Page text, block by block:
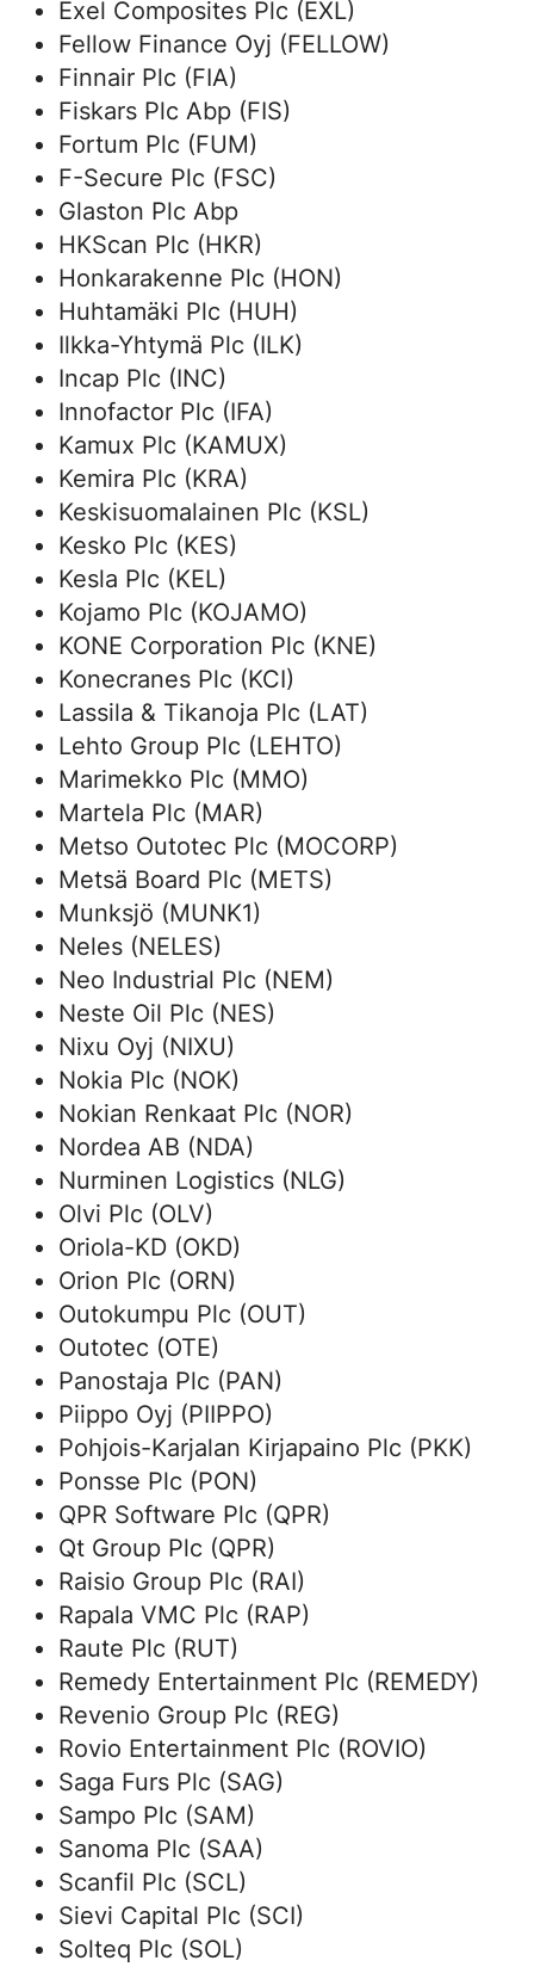
Exel Composites Plc (EXL)
Fellow Finance Oyj (FELLOW)
Finnair Plc (FIA)
Fiskars Plc Abp (FIS)
Fortum Plc (FUM)
F-Secure Plc (FSC)
Glaston Plc Abp
HKScan Plc (HKR)
Honkarakenne Plc (HON)
Huhtamäki Plc (HUH)
Ilkka-Yhtymä Plc (ILK)
Incap Plc (INC)
Innofactor Plc (IFA)
Kamux Plc (KAMUX)
Kemira Plc (KRA)
Keskisuomalainen Plc (KSL)
Kesko Plc (KES)
Kesla Plc (KEL)
Kojamo Plc (KOJAMO)
KONE Corporation Plc (KNE)
Konecranes Plc (KCI)
Lassila & Tikanoja Plc (LAT)
Lehto Group Plc (LEHTO)
Marimekko Plc (MMO)
Martela Plc (MAR)
Metso Outotec Plc (MOCORP)
Metsä Board Plc (METS)
Munksjö (MUNK1)
Neles (NELES)
Neo Industrial Plc (NEM)
Neste Oil Plc (NES)
Nixu Oyj (NIXU)
Nokia Plc (NOK)
Nokian Renkaat Plc (NOR)
Nordea AB (NDA)
Nurminen Logistics (NLG)
Olvi Plc (OLV)
Oriola-KD (OKD)
Orion Plc (ORN)
Outokumpu Plc (OUT)
Outotec (OTE)
Panostaja Plc (PAN)
Piippo Oyj (PIIPPO)
Pohjois-Karjalan Kirjapaino Plc (PKK)
Ponsse Plc (PON)
QPR Software Plc (QPR)
Qt Group Plc (QPR)
Raisio Group Plc (RAI)
Rapala VMC Plc (RAP)
Raute Plc (RUT)
Remedy Entertainment Plc (REMEDY)
Revenio Group Plc (REG)
Rovio Entertainment Plc (ROVIO)
Saga Furs Plc (SAG)
Sampo Plc (SAM)
Sanoma Plc (SAA)
Scanfil Plc (SCL)
Sievi Capital Plc (SCI)
Solteq Plc (SOL)